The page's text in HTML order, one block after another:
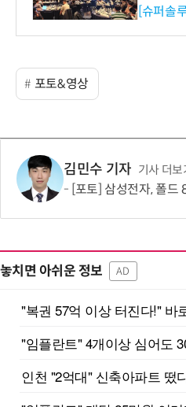
리 성료
[슈퍼솔
포토&영상
김민수 기자 기사 더보
[포토] 삼성전자, 폴
놓치면 아쉬운 정보 AD